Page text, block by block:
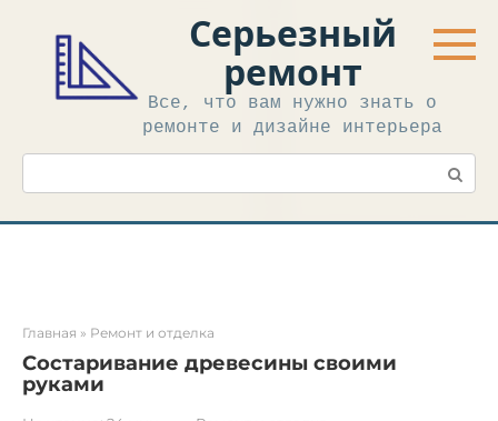
контенту
Серьезный
ремонт
Все, что вам нужно знать о
ремонте и дизайне интерьера
Поиск:
Главная » Ремонт и отделка
Состаривание древесины своими
руками